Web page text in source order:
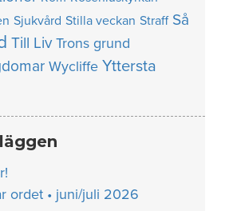
Sjukvård Stilla veckan Straff Så
Till Liv Trons grund
Wycliffe Yttersta
ordet • juni/juli 2026